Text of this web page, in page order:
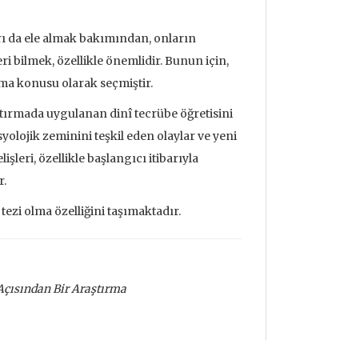
ele almak bakımından, onların
bilmek, özellikle önemlidir. Bunun için,
konusu olarak seçmiştir.
uygulanan dinî tecrübe öğretisini
zeminini teşkil eden olaylar ve yeni
özellikle başlangıcı itibarıyla
olma özelliğini taşımaktadır.
Bir Araştırma